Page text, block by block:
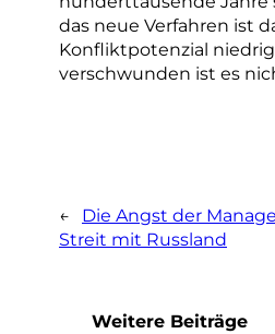
das neue Verfahren ist
Konfliktpotenzial
verschwunden ist es
←
Die Angst der
Streit mit Russland
Weitere Beiträge